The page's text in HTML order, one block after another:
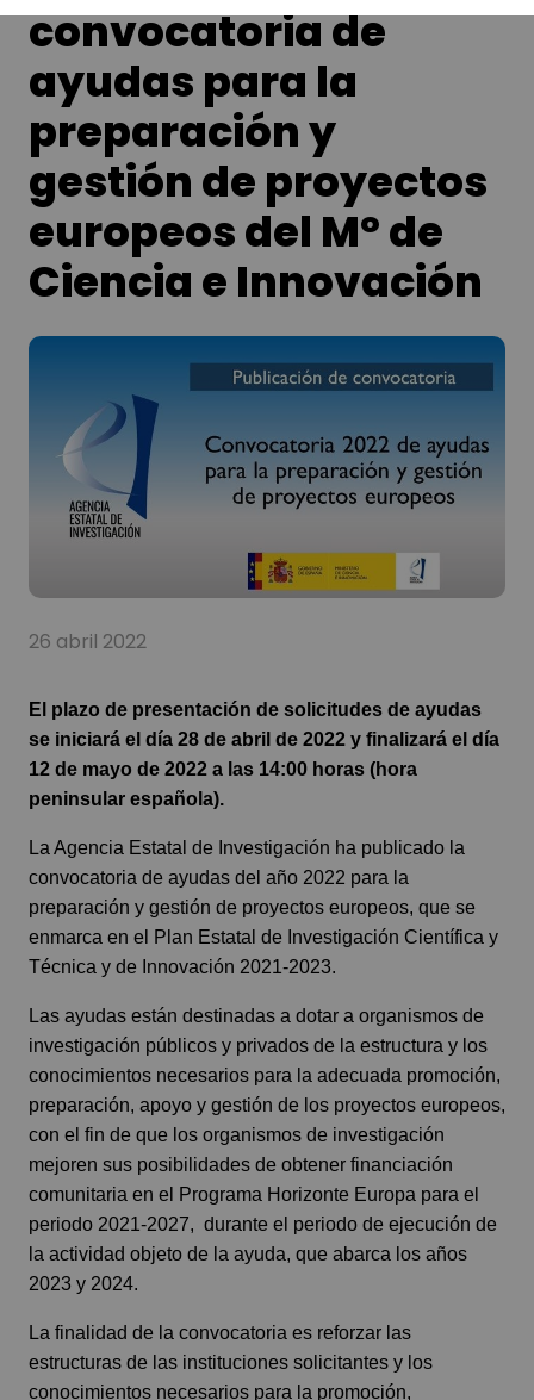
convocatoria de
ayudas para la
preparación y
gestión de proyectos
europeos del Mº de
Ciencia e Innovación
26 abril 2022
El plazo de presentación de solicitudes de ayudas
se iniciará el día 28 de abril de 2022 y finalizará el día
12 de mayo de 2022 a las 14:00 horas (hora
peninsular española).
La Agencia Estatal de Investigación ha publicado la
convocatoria de ayudas del año 2022 para la
preparación y gestión de proyectos europeos, que se
enmarca en el Plan Estatal de Investigación Científica y
Técnica y de Innovación 2021-2023.
Las ayudas están destinadas a dotar a organismos de
investigación públicos y privados de la estructura y los
conocimientos necesarios para la adecuada promoción,
preparación, apoyo y gestión de los proyectos europeos,
con el fin de que los organismos de investigación
mejoren sus posibilidades de obtener financiación
comunitaria en el Programa Horizonte Europa para el
periodo 2021-2027, durante el periodo de ejecución de
la actividad objeto de la ayuda, que abarca los años
2023 y 2024.
La finalidad de la convocatoria es reforzar las
estructuras de las instituciones solicitantes y los
conocimientos necesarios para la promoción,